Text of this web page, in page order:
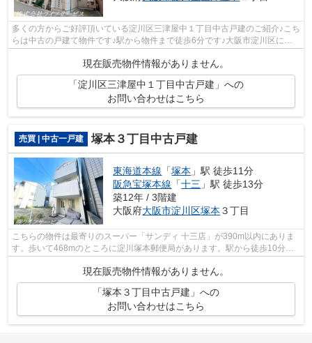
多くの方からご好評頂いている淀川区三津屋中１丁目中古戸建のご紹介♪こち
らは中古の戸建て物件です♪駅から物件まで徒歩6分です♪大阪市淀川区にあ
現在販売物件情報がありません。
「淀川区三津屋中１丁目中古戸建」への
お問い合わせはこちら
売買 | 中古一戸建 塚本３丁目中古戸建
東海道本線 「塚本 」駅 徒歩11分
阪急宝塚本線 「十三 」駅 徒歩13分
築12年 / 3階建
大阪府大阪市淀川区塚本 ３丁目
こちらの物件は最寄りのスーパー「サンディ 十三店」が390m以内にありま
す。歩いて468mのところに淀川塚本郵便局があります。駅から徒歩10分圏
現在販売物件情報がありません。
「塚本３丁目中古戸建」への
お問い合わせはこちら